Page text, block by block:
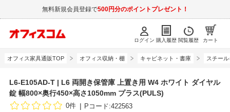
無料新規会員登録で500円分のポイントプレゼント！
ログイン 購入履歴 閲覧履歴 カート
オフィス家具通販TOP オフィス収納・棚 キャビネット・書庫 スチー
L6-E105AD-T | L6 両開き保管庫 上置き用 W4 ホワイト ダイヤル
錠 幅800×奥行450×高さ1050mm プラス(PULS)
0件 Pコード:422563